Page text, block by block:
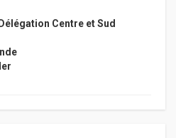
Centre et Sud